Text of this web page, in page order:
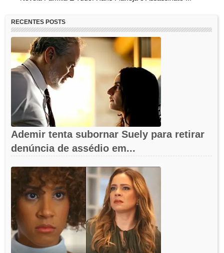
RECENTES POSTS
Ademir tenta subornar Suely para retirar
denúncia de assédio em...